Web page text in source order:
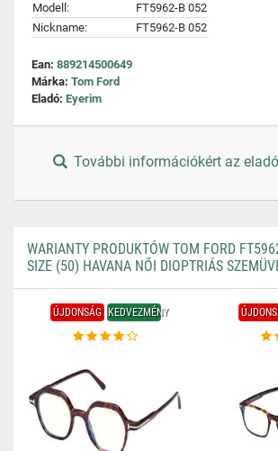
Modell:
FT5962-B 052
Nickname:
FT5962-B 052
Ean: 889214500649
Márka: Tom Ford
Eladó: Eyerim
További információkért az
WARIANTY PRODUKTÓW TOM FORD
SIZE (50) HAVANA NŐI DIOPTRIÁS
ÚJDONSÁG KEDVEZMÉNY